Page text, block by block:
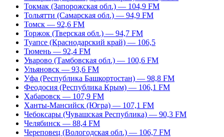
Токмак (Запорожская обл.) — 104,9 FM
Тольятти (Самарская обл.) — 94,9 FM
Томск — 92,6 FM
Торжок (Тверская обл.) — 94,7 FM
Туапсе (Краснодарский край) — 106,5
Тюмень — 92,4 FM
Уварово (Тамбовская обл.) — 100,6 FM
Ульяновск — 93,6 FM
Уфа (Республика Башкортостан) — 98,8 FM
Феодосия (Республика Крым) — 106,1 FM
Хабаровск — 107,9 FM
Ханты-Мансийск (Югра) — 107,1 FM
Чебоксары (Чувашская Республика) — 90,3 FM
Челябинск — 88,4 FM
Череповец (Вологодская обл.) — 106,7 FM